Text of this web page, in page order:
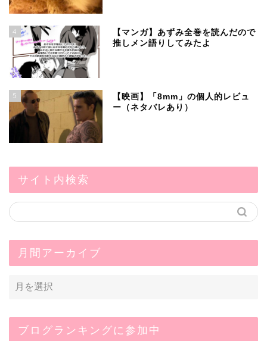
4
【マンガ】あずみ全巻を読んだので
推しメン語りしてみたよ
5
【映画】「8mm」の個人的レビュ
ー（ネタバレあり）
サイト内検索
月間アーカイブ
ブログランキングに参加中